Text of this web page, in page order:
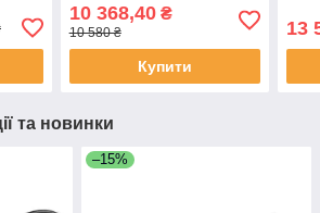
10 368,40₴
10 580 ₴
Купити
13
та новинки
–15%